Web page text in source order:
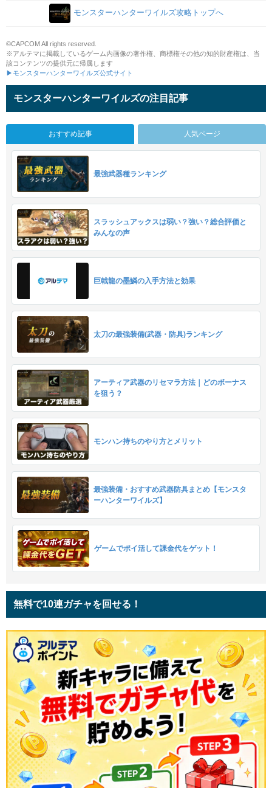
モンスターハンターワイルズ攻略トップへ
©CAPCOM All rights reserved.
※アルテマに掲載しているゲーム内画像の著作権、商標権その他の知的財産権は、当
該コンテンツの提供元に帰属します
▶モンスターハンターワイルズ公式サイト
モンスターハンターワイルズの注目記事
おすすめ記事 人気ページ
最強武器種ランキング
スラッシュアックスは弱い？強い？総合評価と
みんなの声
巨戟龍の墨鱗の入手方法と効果
太刀の最強装備(武器・防具)ランキング
アーティア武器のリセマラ方法｜どのボーナス
を狙う？
モンハン持ちのやり方とメリット
最強装備・おすすめ武器防具まとめ【モンスタ
ーハンターワイルズ】
ゲームでポイ活して課金代をゲット！
無料で10連ガチャを回せる！